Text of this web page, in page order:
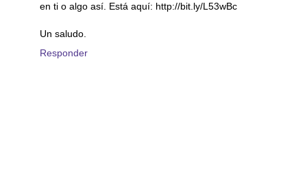
en ti o algo así. Está aquí: http://bit.ly/L53wBc
Un saludo.
Responder